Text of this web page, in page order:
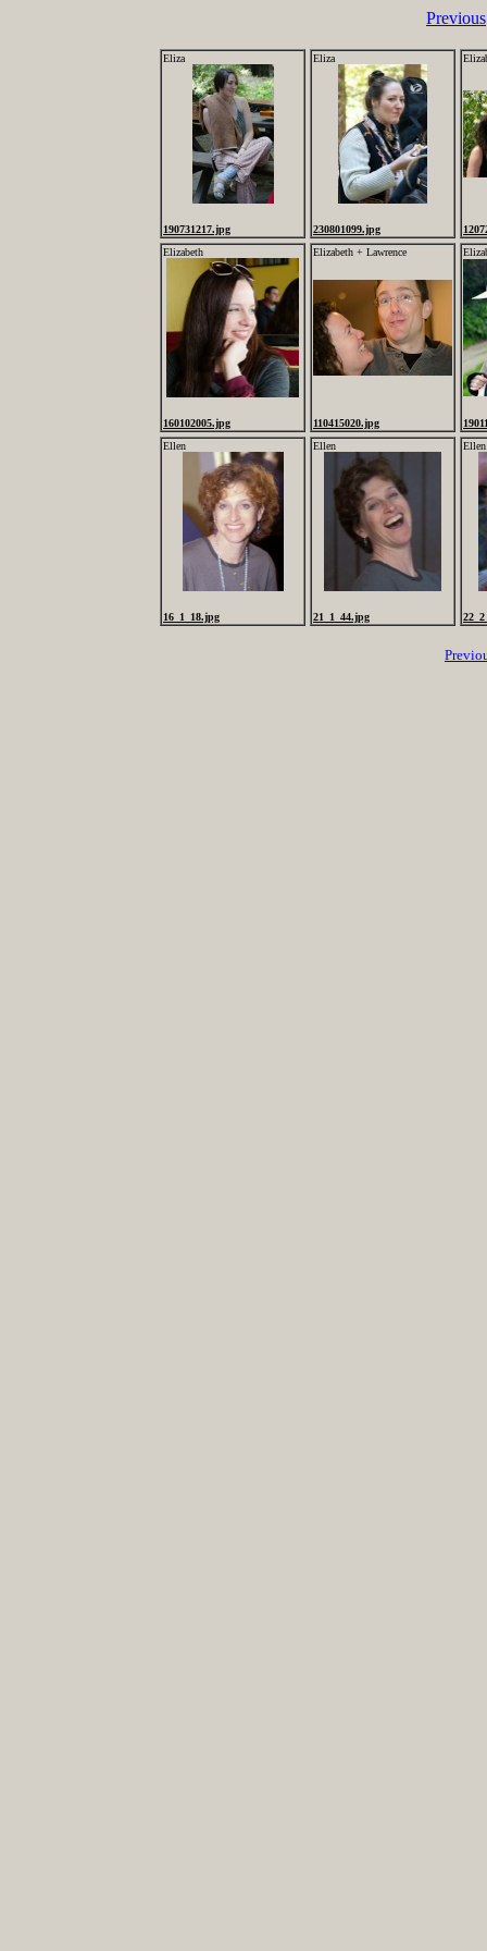
Previous
Eliza
190731217.jpg
Eliza
230801099.jpg
Elizabeth
160102005.jpg
Elizabeth + Lawrence
110415020.jpg
Ellen
16_1_18.jpg
Ellen
21_1_44.jpg
Ellen